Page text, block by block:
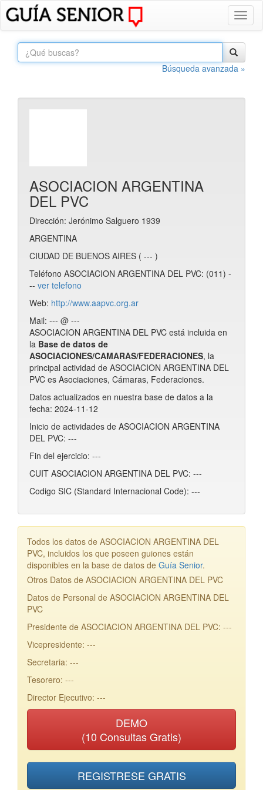
Búsqueda avanzada »
ASOCIACION ARGENTINA
DEL PVC
Dirección: Jerónimo Salguero 1939
ARGENTINA
CIUDAD DE BUENOS AIRES ( --- )
Teléfono ASOCIACION ARGENTINA DEL PVC: (011) -
-- ver telefono
Web: http://www.aapvc.org.ar
Mail: --- @ ---
ASOCIACION ARGENTINA DEL PVC está incluida en
la Base de datos de
ASOCIACIONES/CAMARAS/FEDERACIONES, la
principal actividad de ASOCIACION ARGENTINA DEL
PVC es Asociaciones, Cámaras, Federaciones.
Datos actualizados en nuestra base de datos a la
fecha: 2024-11-12
Inicio de actividades de ASOCIACION ARGENTINA
DEL PVC: ---
Fin del ejercicio: ---
CUIT ASOCIACION ARGENTINA DEL PVC: ---
Codigo SIC (Standard Internacional Code): ---
Todos los datos de ASOCIACION ARGENTINA DEL
PVC, incluidos los que poseen guiones están
disponibles en la base de datos de Guía Senior.
Otros Datos de ASOCIACION ARGENTINA DEL PVC
Datos de Personal de ASOCIACION ARGENTINA DEL
PVC
Presidente de ASOCIACION ARGENTINA DEL PVC: ---
Vicepresidente: ---
Secretaria: ---
Tesorero: ---
Director Ejecutivo: ---
DEMO
(10 Consultas Gratis)
REGISTRESE GRATIS